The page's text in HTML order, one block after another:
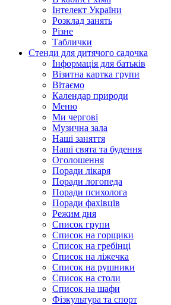
Інтелект України
Розклад занять
Різне
Таблички
Стенди для дитячого садочка
Інформація для батьків
Візитна картка групи
Вітаємо
Календар природи
Меню
Ми чергові
Музична зала
Наші заняття
Наші свята та будення
Оголошення
Поради лікаря
Поради логопеда
Поради психолога
Поради фахівців
Режим дня
Список групи
Список на горщики
Список на гребінці
Список на ліжечка
Список на рушники
Список на столи
Список на шафи
Фізкультура та спорт